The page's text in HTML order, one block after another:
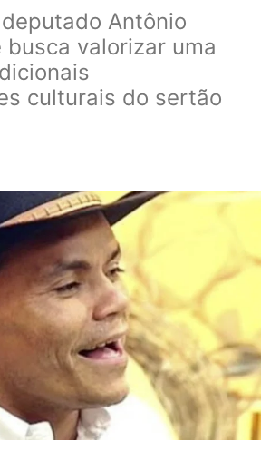
Antônio
valorizar uma
culturais do sertão